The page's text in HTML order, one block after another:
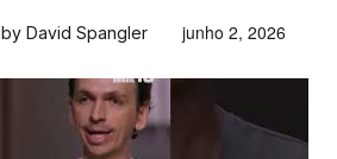
by David Spangler junho 2, 2026